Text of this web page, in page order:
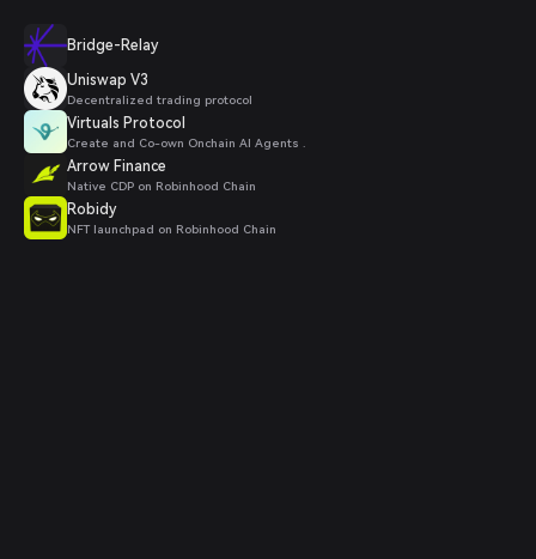
Bridge-Relay
Uniswap V3
Decentralized trading protocol
Virtuals Protocol
Create and Co-own Onchain AI Agents .
Arrow Finance
Native CDP on Robinhood Chain
Robidy
NFT launchpad on Robinhood Chain